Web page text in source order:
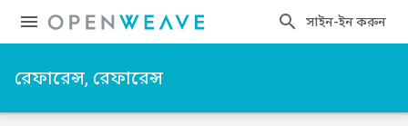
সাইন-ইন করুন
রেফারেন্স, রেফারেন্স